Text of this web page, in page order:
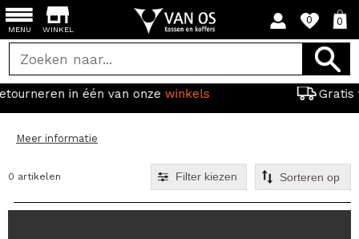
WINKEL
0 0
onzewinkels Gratis verzending vanaf
MENU
Meer informatie
0 artikelen Filter kiezen